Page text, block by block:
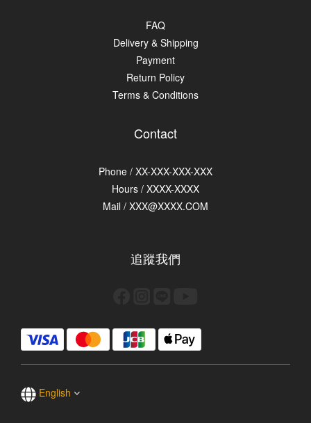
FAQ
Delivery & Shipping
Payment
Return Policy
Terms & Conditions
Contact
Phone / XX-XXX-XXX-XXX
Hours / XXXX-XXXX
Mail / XXX@XXXX.COM
追蹤我們
English